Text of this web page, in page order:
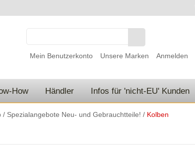
Mein Benutzerkonto
Unsere Marken Anmelden
How Händler Infos für 'nicht-EU' Kunden
/ Spezialangebote Neu- und Gebrauchtteile! / Kolben